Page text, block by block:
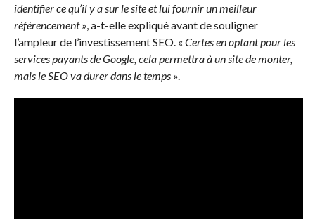
identifier ce qu’il y a sur le site et lui fournir un meilleur
référencement», a-t-elle expliqué avant de souligner
l’ampleur de l’investissement SEO. « Certes en optant pour les
services payants de Google, cela permettra à un site de monter,
mais le SEO va durer dans le temps».